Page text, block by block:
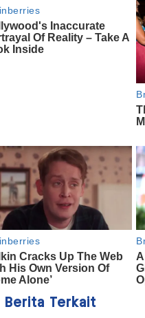
Berita Terkait